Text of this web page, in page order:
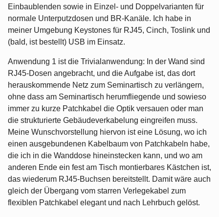
Einbaublenden sowie in Einzel- und Doppelvarianten für
normale Unterputzdosen und BR-Kanäle. Ich habe in
meiner Umgebung Keystones für RJ45, Cinch, Toslink und
(bald, ist bestellt) USB im Einsatz.
Anwendung 1 ist die Trivialanwendung: In der Wand sind
RJ45-Dosen angebracht, und die Aufgabe ist, das dort
herauskommende Netz zum Seminartisch zu verlängern,
ohne dass am Seminartisch herumfliegende und sowieso
immer zu kurze Patchkabel die Optik versauen oder man
die strukturierte Gebäudeverkabelung eingreifen muss.
Meine Wunschvorstellung hiervon ist eine Lösung, wo ich
einen ausgebundenen Kabelbaum von Patchkabeln habe,
die ich in die Wanddose hineinstecken kann, und wo am
anderen Ende ein fest am Tisch montierbares Kästchen ist,
das wiederum RJ45-Buchsen bereitstellt. Damit wäre auch
gleich der Übergang vom starren Verlegekabel zum
flexiblen Patchkabel elegant und nach Lehrbuch gelöst.